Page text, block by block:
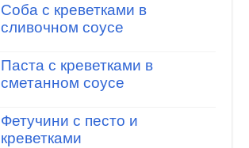
Соба с креветками в
сливочном соусе
Паста с креветками в
сметанном соусе
Фетучини с песто и
креветками